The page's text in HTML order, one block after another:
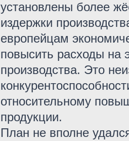
установлены более
издержки
европейцам
повысить расходы на
производства. Это
относительному
продукции.
План не вполне